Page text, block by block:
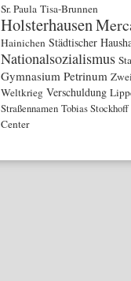
Sr. Paula Tisa-Brunnen
Holsterhausen
Hainichen Städtischer
Nationalsozialismus
Gymnasium Petrinum
Weltkrieg Verschuldung
Straßennamen Tobias Stockhoff
Center